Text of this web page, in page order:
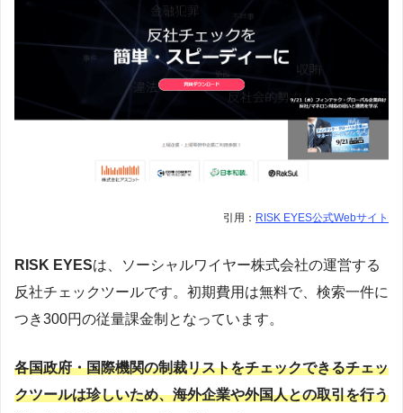
引用： RISK EYES公式Webサイト
RISK EYESは、ソーシャルワイヤー株式会社の運営する
反社チェックツールです。初期費用は無料で、検索一件に
つき300円の従量課金制となっています。
各国政府・国際機関の制裁リストをチェックできるチェッ
クツールは珍しいため、海外企業や外国人との取引を行う